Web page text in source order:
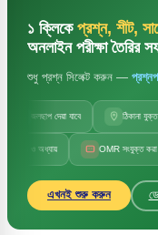
১ ক্লিকে প্রশ্ন, শীট,
অনলাইন পরীক্ষা তৈরির
শুধু প্রশ্ন সিলেক্ট করুন —
জলছাপ দেয়া যাবে ঠিকানা যুক্ত করা
ও অধ্যায় OMR সংযুক্ত করা যাবে
এখনই শুরু করুন